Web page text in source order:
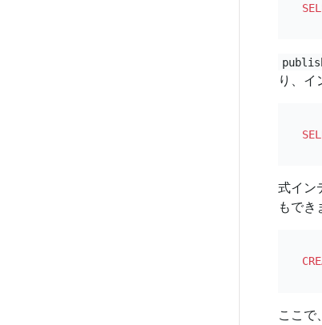
り、イ
式イン
もでき
ここで